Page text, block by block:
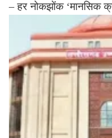
– हर नोकझोंक ‘मानसिक